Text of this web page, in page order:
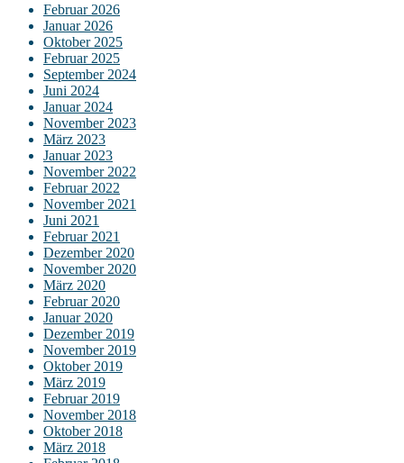
Februar 2026
Januar 2026
Oktober 2025
Februar 2025
September 2024
Juni 2024
Januar 2024
November 2023
März 2023
Januar 2023
November 2022
Februar 2022
November 2021
Juni 2021
Februar 2021
Dezember 2020
November 2020
März 2020
Februar 2020
Januar 2020
Dezember 2019
November 2019
Oktober 2019
März 2019
Februar 2019
November 2018
Oktober 2018
März 2018